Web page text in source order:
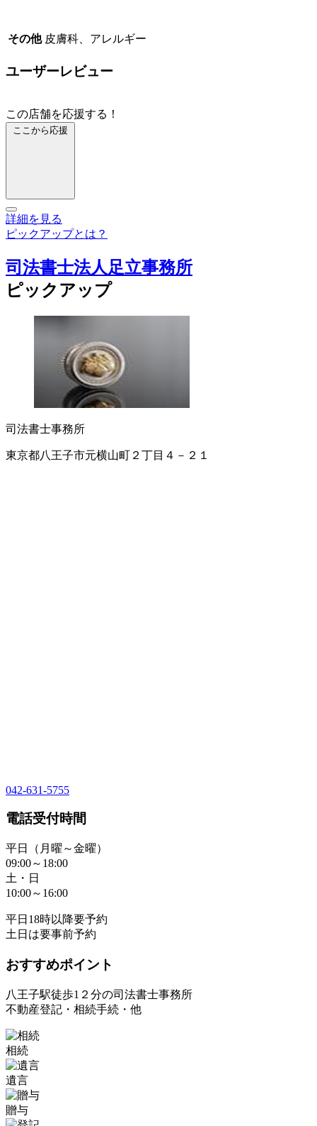
その他 皮膚科、アレルギー
ユーザーレビュー
この店舗を応援する！
ここから応援
詳細を見る
ピックアップとは？
司法書士法人足立事務所
ピックアップ
司法書士事務所
東京都八王子市元横山町２丁目４－２１
042-631-5755
電話受付時間
平日（月曜～金曜）
09:00～18:00
土・日
10:00～16:00
平日18時以降要予約
土日は要事前予約
おすすめポイント
八王子駅徒歩1２分の司法書士事務所
不動産登記・相続手続・他
相続
遺言
贈与